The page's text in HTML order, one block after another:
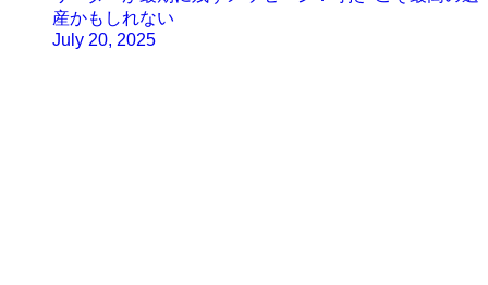
産かもしれない
July 20, 2025